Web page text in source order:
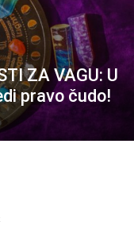
ZA VAGU: U
pravo čudo!